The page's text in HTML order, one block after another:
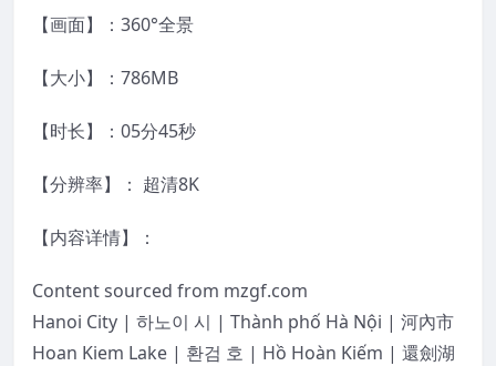
【画面】：360°全景
【大小】：786MB
【时长】：05分45秒
【分辨率】： 超清8K
【内容详情】：
Content sourced from mzgf.com
Hanoi City | 하노이 시 | Thành phố Hà Nội | 河內市
Hoan Kiem Lake | 환검 호 | Hồ Hoàn Kiếm | 還劍湖